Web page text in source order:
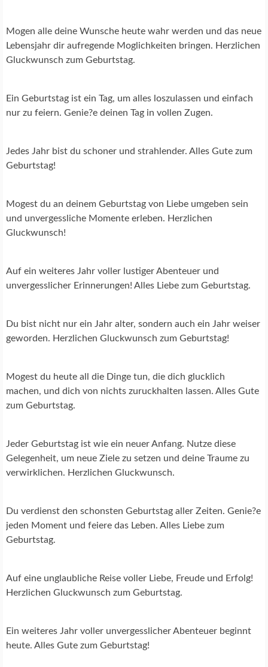
Mogen alle deine Wunsche heute wahr werden und das neue
Lebensjahr dir aufregende Moglichkeiten bringen. Herzlichen
Gluckwunsch zum Geburtstag.
Ein Geburtstag ist ein Tag, um alles loszulassen und einfach
nur zu feiern. Genie?e deinen Tag in vollen Zugen.
Jedes Jahr bist du schoner und strahlender. Alles Gute zum
Geburtstag!
Mogest du an deinem Geburtstag von Liebe umgeben sein
und unvergessliche Momente erleben. Herzlichen
Gluckwunsch!
Auf ein weiteres Jahr voller lustiger Abenteuer und
unvergesslicher Erinnerungen! Alles Liebe zum Geburtstag.
Du bist nicht nur ein Jahr alter, sondern auch ein Jahr weiser
geworden. Herzlichen Gluckwunsch zum Geburtstag!
Mogest du heute all die Dinge tun, die dich glucklich
machen, und dich von nichts zuruckhalten lassen. Alles Gute
zum Geburtstag.
Jeder Geburtstag ist wie ein neuer Anfang. Nutze diese
Gelegenheit, um neue Ziele zu setzen und deine Traume zu
verwirklichen. Herzlichen Gluckwunsch.
Du verdienst den schonsten Geburtstag aller Zeiten. Genie?e
jeden Moment und feiere das Leben. Alles Liebe zum
Geburtstag.
Auf eine unglaubliche Reise voller Liebe, Freude und Erfolg!
Herzlichen Gluckwunsch zum Geburtstag.
Ein weiteres Jahr voller unvergesslicher Abenteuer beginnt
heute. Alles Gute zum Geburtstag!